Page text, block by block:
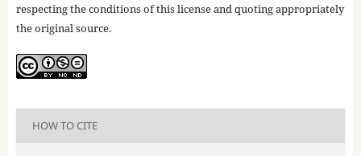
respecting the conditions of this license and quoting appropriately
the original source.
HOW TO CITE